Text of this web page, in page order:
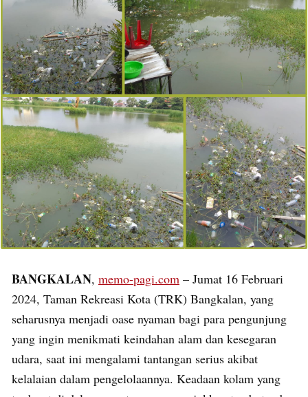
BANGKALAN, memo-pagi.com – Jumat 16 Februari
2024, Taman Rekreasi Kota (TRK) Bangkalan, yang
seharusnya menjadi oase nyaman bagi para pengunjung
yang ingin menikmati keindahan alam dan kesegaran
udara, saat ini mengalami tantangan serius akibat
kelalaian dalam pengelolaannya. Keadaan kolam yang